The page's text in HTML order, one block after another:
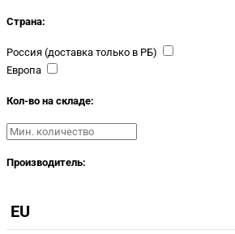
Страна:
Россия (доставка только в РБ)
Европа
Кол-во на складе:
Производитель:
EU